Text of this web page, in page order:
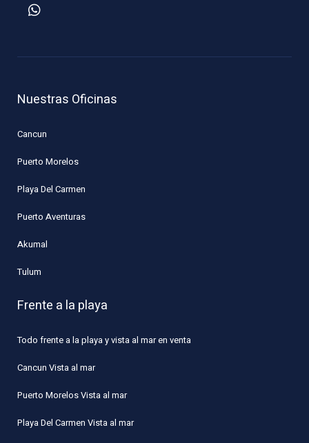
Nuestras Oficinas
Cancun
Puerto Morelos
Playa Del Carmen
Puerto Aventuras
Akumal
Tulum
Frente a la playa
Todo frente a la playa y vista al mar en venta
Cancun Vista al mar
Puerto Morelos Vista al mar
Playa Del Carmen Vista al mar